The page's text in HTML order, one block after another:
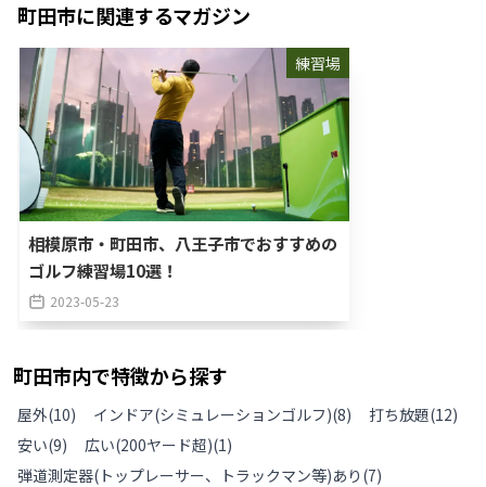
町田市に関連するマガジン
練習場
相模原市・町田市、八王子市でおすすめの
ゴルフ練習場10選！
2023-05-23
町田市内で特徴から探す
屋外(10) インドア(シミュレーションゴルフ)(8) 打ち放題(12)
安い(9) 広い(200ヤード超)(1)
弾道測定器(トップレーサー、トラックマン等)あり (7)